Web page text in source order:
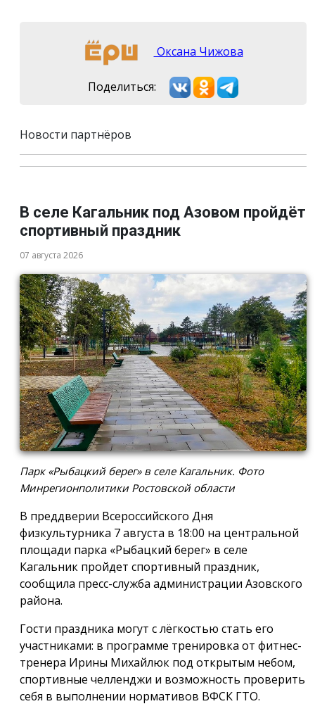
Оксана Чижова
Поделиться:
Новости партнёров
В селе Кагальник под Азовом пройдёт
спортивный праздник
07 августа 2026
Парк «Рыбацкий берег» в селе Кагальник. Фото
Минрегионполитики Ростовской области
В преддверии Всероссийского Дня
физкультурника 7 августа в 18:00 на центральной
площади парка «Рыбацкий берег» в селе
Кагальник пройдет спортивный праздник,
сообщила пресс-служба администрации Азовского
района.
Гости праздника могут с лёгкостью стать его
участниками: в программе тренировка от фитнес-
тренера Ирины Михайлюк под открытым небом,
спортивные челленджи и возможность проверить
себя в выполнении нормативов ВФСК ГТО.